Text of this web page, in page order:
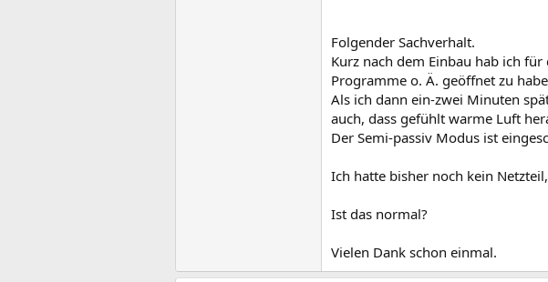
Folgender Sachverhalt.
Kurz nach dem Einbau hab ich
Programme o. Ä. geöffnet zu
Als ich dann ein-zwei Minuten
auch, dass gefühlt warme Luft
Der Semi-passiv Modus ist
Ich hatte bisher noch kein
Ist das normal?
Vielen Dank schon einmal.